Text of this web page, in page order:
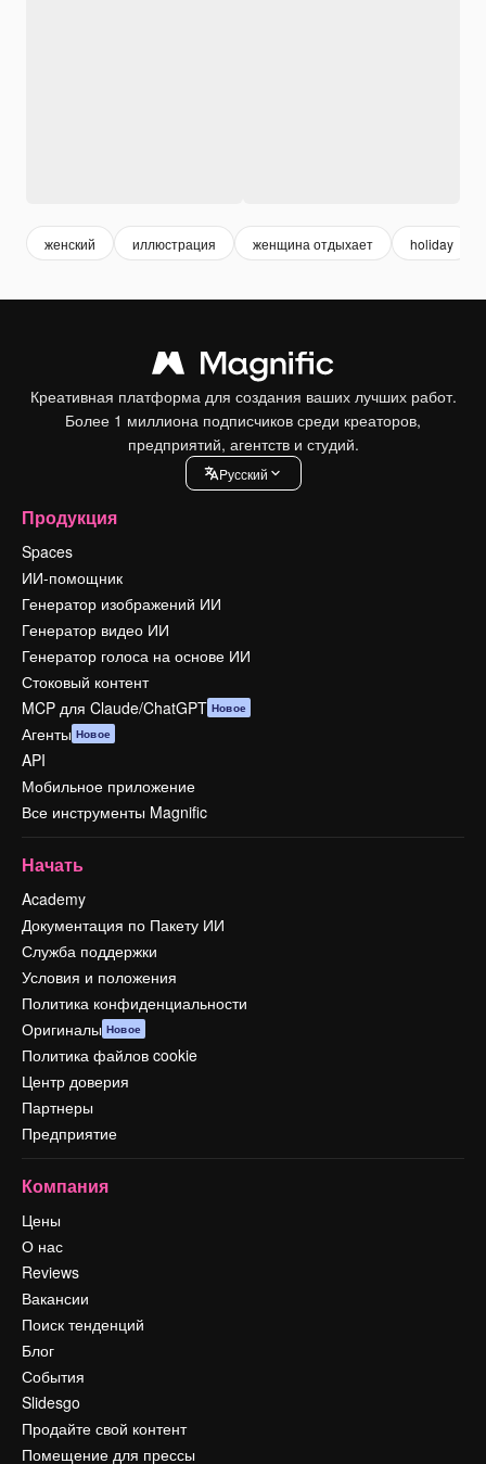
женский иллюстрация женщина отдыхает holiday
Креативная платформа для создания ваших лучших работ.
Более 1 миллиона подписчиков среди креаторов,
предприятий, агентств и студий.
Pусский
Продукция
Spaces
ИИ-помощник
Генератор изображений ИИ
Генератор видео ИИ
Генератор голоса на основе ИИ
Стоковый контент
MCP для Claude/ChatGPT Новое
Агенты Новое
API
Мобильное приложение
Все инструменты Magnific
Начать
Academy
Документация по Пакету ИИ
Служба поддержки
Условия и положения
Политика конфиденциальности
Оригиналы Новое
Политика файлов cookie
Центр доверия
Партнеры
Предприятие
Компания
Цены
О нас
Reviews
Вакансии
Поиск тенденций
Блог
События
Slidesgo
Продайте свой контент
Помещение для прессы